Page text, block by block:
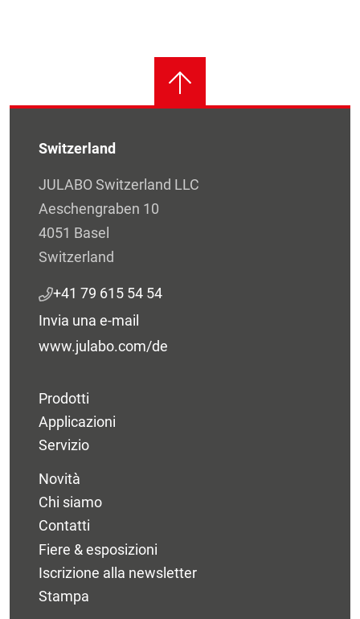
Switzerland
JULABO Switzerland LLC
Aeschengraben 10
4051 Basel
Switzerland
+41 79 615 54 54
Invia una e-mail
www.julabo.com/de
Prodotti
Applicazioni
Servizio
Novità
Chi siamo
Contatti
Fiere & esposizioni
Iscrizione alla newsletter
Stampa